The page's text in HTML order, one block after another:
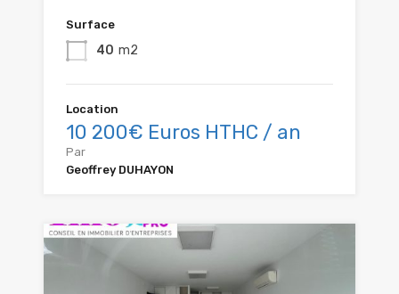
Surface
40 m2
Location
10 200€ Euros HTHC / an
Par
Geoffrey DUHAYON